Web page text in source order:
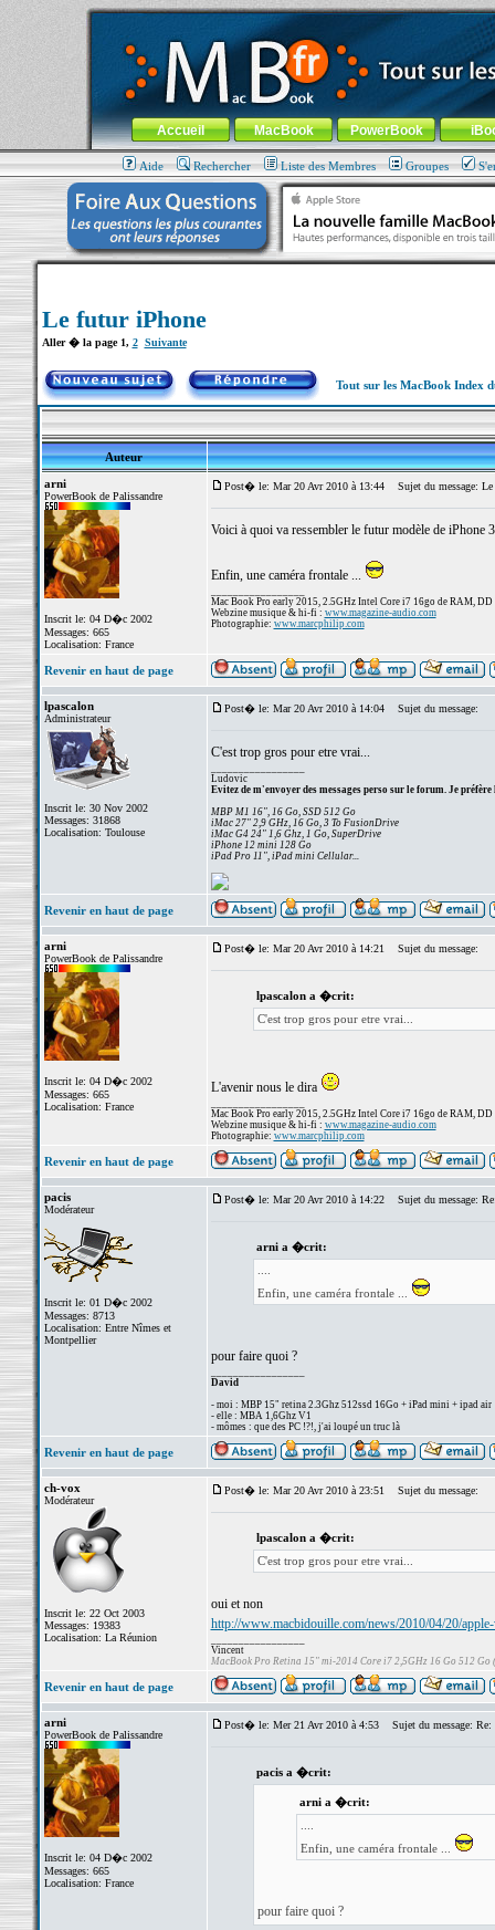
MacBook-fr.com : 100% Apple... 100% nomade !
Aller au contenu-Aller au menu général-Aller au menu de
Menu général
Accueil MacBook PowerBook
Aide Rechercher Liste des Membres Groupes
Le futur iPhone
Aller � la page 1, 2 Suivante
Tout sur les MacBook Index
Auteur
arni
PowerBook de Palissandre
Inscrit le: 04 D�c 2002
Messages: 665
Localisation: France
Post� le: Mar 20 Avr 2010 à 13:44 Sujet du message:
Voici à quoi va ressembler le futur modèle de iPhone
Enfin, une caméra frontale ...
Mac Book Pro early 2015, 2.5GHz Intel Core i7 16go de RAM, DD
Webzine musique & hi-fi : www.magazine-audio.com
Photographie: www.marcphilip.com
Revenir en haut de page
lpascalon
Administrateur
Inscrit le: 30 Nov 2002
Messages: 31868
Localisation: Toulouse
Post� le: Mar 20 Avr 2010 à 14:04 Sujet du message:
C'est trop gros pour etre vrai...
Ludovic
Evitez de m'envoyer des messages perso sur le forum. Je préfère
MBP M1 16", 16 Go, SSD 512 Go
iMac 27" 2,9 GHz, 16 Go, 3 To FusionDrive
iMac G4 24" 1,6 Ghz, 1 Go, SuperDrive
iPhone 12 mini 128 Go
iPad Pro 11", iPad mini Cellular...
Revenir en haut de page
arni
PowerBook de Palissandre
Inscrit le: 04 D�c 2002
Messages: 665
Localisation: France
Post� le: Mar 20 Avr 2010 à 14:21 Sujet du message:
lpascalon a �crit:
C'est trop gros pour etre vrai...
L'avenir nous le dira
Mac Book Pro early 2015, 2.5GHz Intel Core i7 16go de RAM, DD
Webzine musique & hi-fi : www.magazine-audio.com
Photographie: www.marcphilip.com
Revenir en haut de page
pacis
Modérateur
Inscrit le: 01 D�c 2002
Messages: 8713
Localisation: Entre Nîmes et
Montpellier
Post� le: Mar 20 Avr 2010 à 14:22 Sujet du message:
arni a �crit:
Enfin, une caméra frontale ...
pour faire quoi ?
David
- moi : MBP 15" retina 2.3Ghz 512ssd 16Go + iPad mini + ipad air
- elle : MBA 1,6Ghz V1
- mômes : que des PC !?!, j'ai loupé un truc là
Revenir en haut de page
ch-vox
Modérateur
Inscrit le: 22 Oct 2003
Messages: 19383
Localisation: La Réunion
Post� le: Mar 20 Avr 2010 à 23:51 Sujet du message:
lpascalon a �crit:
C'est trop gros pour etre vrai...
oui et non
http://www.macbidouille.com/news/2010/04/20/
Vincent
MacBook Pro Retina 15" mi-2014 Core i7 2,5GHz 16 Go 512 Go
Revenir en haut de page
arni
PowerBook de Palissandre
Inscrit le: 04 D�c 2002
Messages: 665
Localisation: France
Post� le: Mer 21 Avr 2010 à 4:53 Sujet du message: Re:
pacis a �crit:
arni a �crit:
Enfin, une caméra frontale ...
pour faire quoi ?